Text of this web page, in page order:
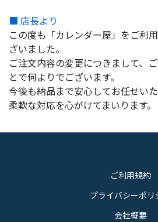
■ 店長より
この度も「カレンダー屋」をご利
ざいました。
ご注文内容の変更につきまして、
とで何よりでございます。
今後も納品まで安心してお任せい
柔軟な対応を心がけてまいります。
ご利用規約
プライバシーポリ
会社概要